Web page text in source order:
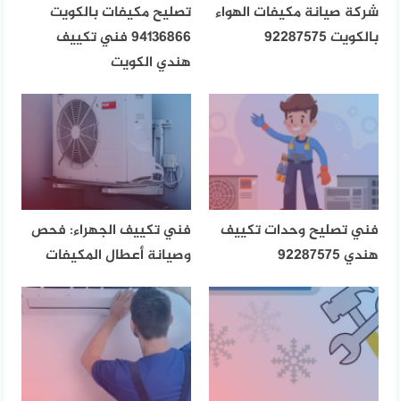
شركة صيانة مكيفات الهواء
بالكويت 92287575
تصليح مكيفات بالكويت
94136866 فني تكييف
هندي الكويت
فني تصليح وحدات تكييف
هندي 92287575
فني تكييف الجهراء: فحص
وصيانة أعطال المكيفات